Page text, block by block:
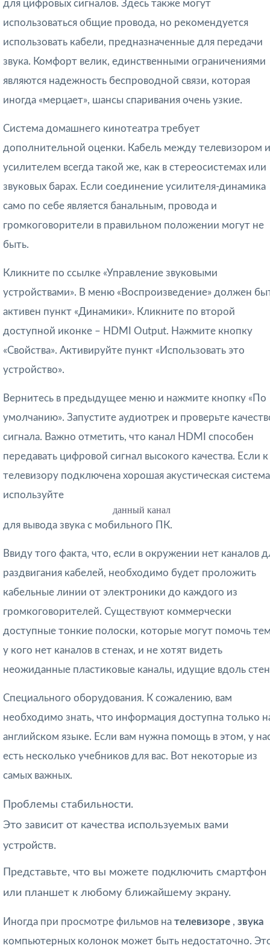
для цифровых сигналов. Здесь также могут
использоваться общие провода, но рекомендуется
использовать кабели, предназначенные для передачи
звука. Комфорт велик, единственными ограничениями
являются надежность беспроводной связи, которая
иногда «мерцает», шансы спаривания очень узкие.
Система домашнего кинотеатра требует
дополнительной оценки. Кабель между телевизором и
усилителем всегда такой же, как в стереосистемах или
звуковых барах. Если соединение усилителя-динамика
само по себе является банальным, провода и
громкоговорители в правильном положении могут не
быть.
Кликните по ссылке «Управление звуковыми
устройствами». В меню «Воспроизведение» должен
активен пункт «Динамики». Кликните по второй
доступной иконке – HDMI Output. Нажмите кнопку
«Свойства». Активируйте пункт «Использовать это
устройство».
Вернитесь в предыдущее меню и нажмите кнопку «По
умолчанию». Запустите аудиотрек и проверьте
сигнала. Важно отметить, что канал HDMI способен
передавать цифровой сигнал высокого качества. Если к
телевизору подключена хорошая акустическая
используйте
данный канал
для вывода звука с мобильного ПК.
Ввиду того факта, что, если в окружении нет каналов
раздвигания кабелей, необходимо будет проложить
кабельные линии от электроники до каждого из
громкоговорителей. Существуют коммерчески
доступные тонкие полоски, которые могут помочь
у кого нет каналов в стенах, и не хотят видеть
неожиданные пластиковые каналы, идущие вдоль
Специального оборудования. К сожалению, вам
необходимо знать, что информация доступна только
английском языке. Если вам нужна помощь в этом, у
есть несколько учебников для вас. Вот некоторые из
самых важных.
Проблемы стабильности.
Это зависит от качества используемых вами
устройств.
Представьте, что вы можете подключить смартфон
или планшет к любому ближайшему экрану.
Иногда при просмотре фильмов на телевизоре , звука
компьютерных колонок может быть недостаточно.